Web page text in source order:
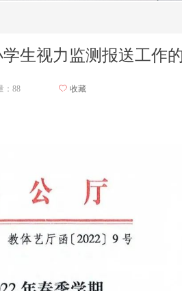
生视力监测报送工作
： 88 ꄀ 收藏